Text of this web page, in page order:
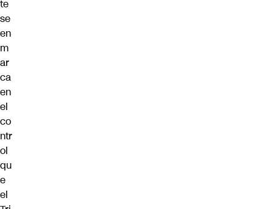
te
se
en
m
ar
ca
en
el
co
ntr
ol
qu
e
el